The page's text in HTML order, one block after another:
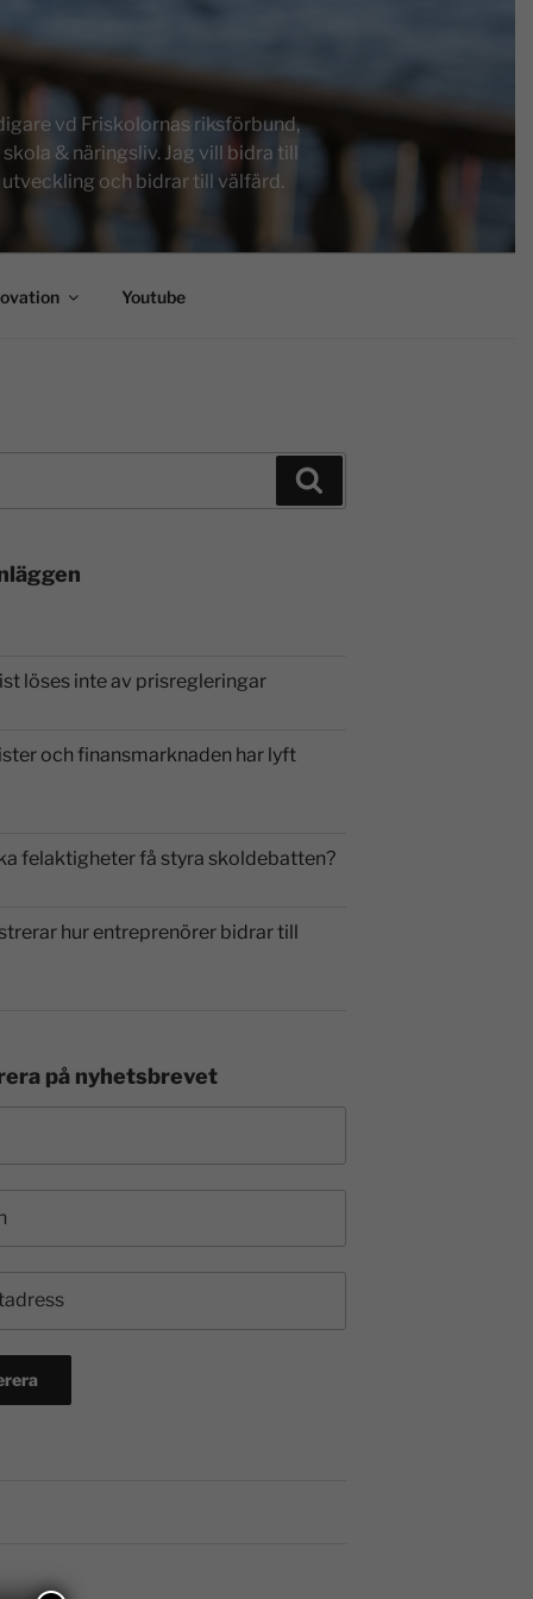
vd Friskolornas riksförbund,
& näringsliv. Jag vill bidra till
och bidrar till välfärd.
Youtube
löses inte av prisregleringar
och finansmarknaden har lyft
felaktigheter få styra skoldebatten?
hur entreprenörer bidrar till
på nyhetsbrevet